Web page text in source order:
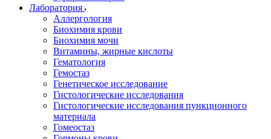
Лаборатория
Аллергология
Биохимия крови
Биохимия мочи
Витамины, жирные кислоты
Гематология
Гемостаз
Генетическое исследование
Гистологические исследования
Гистологические исследования пункционного
материала
Гомеостаз